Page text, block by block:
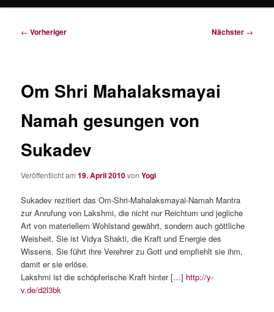
Beitragsnavigation
← Vorheriger Nächster →
Om Shri Mahalaksmayai
Namah gesungen von
Sukadev
Veröffentlicht am19. April 2010vonYogi
Sukadev rezitiert das Om-Shri-Mahalaksmayai-Namah Mantra
zur Anrufung von Lakshmi, die nicht nur Reichtum und jegliche
Art von materiellem Wohlstand gewährt, sondern auch göttliche
Weisheit. Sie ist Vidya Shakti, die Kraft und Energie des
Wissens. Sie führt ihre Verehrer zu Gott und empfiehlt sie ihm,
damit er sie erlöse.
Lakshmi ist die schöpferische Kraft hinter […] http://y-
v.de/d2l3bk